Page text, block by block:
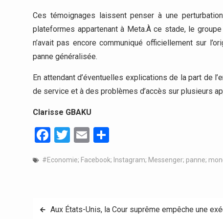
Ces témoignages laissent penser à une
plateformes appartenant à Meta.À ce stade, le
n’avait pas encore communiqué officiellement sur
panne généralisée.
En attendant d’éventuelles explications de la part de
de service et à des problèmes d’accès sur plusieurs
Clarisse GBAKU
Facebook
Twitter
Email
#Economie; Facebook; Instagram; Messenger; panne;
Navigation
Aux États-Unis, la Cour suprême empêche une